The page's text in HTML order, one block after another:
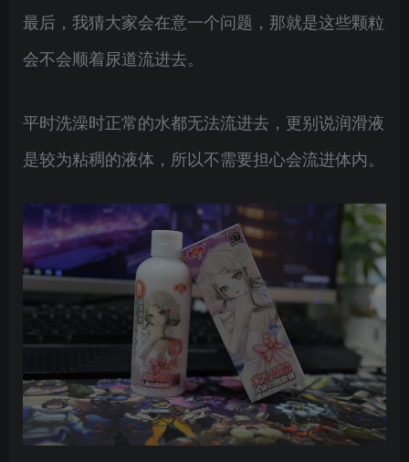
最后，我猜大家会在意一个问题，那就是这些颗粒
会不会顺着尿道流进去。
平时洗澡时正常的水都无法流进去，更别说润滑液
是较为粘稠的液体，所以不需要担心会流进体内。